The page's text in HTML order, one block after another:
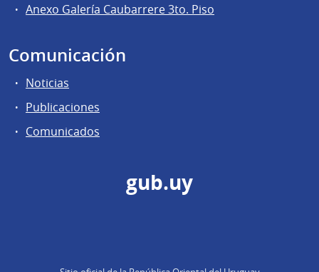
Anexo Galería Caubarrere 3to. Piso
Comunicación
Noticias
Publicaciones
Comunicados
gub.uy